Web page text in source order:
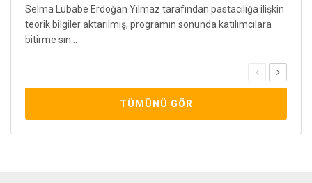
Selma Lubabe Erdoğan Yılmaz tarafından pastacılığa ilişkin
teorik bilgiler aktarılmış, programın sonunda katılımcılara
bitirme sın...
TÜMÜNÜ GÖR